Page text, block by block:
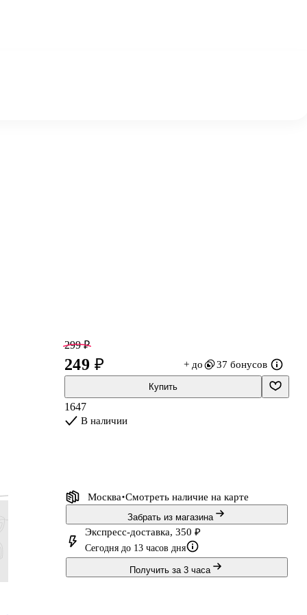
299 ₽
249 ₽ + до 37 бонусов
Купить
1647
В наличии
Москва Смотреть наличие на карте
Забрать из магазина
Экспресс-доставка, 350 ₽
Сегодня до 13 часов дня
Получить за 3 часа